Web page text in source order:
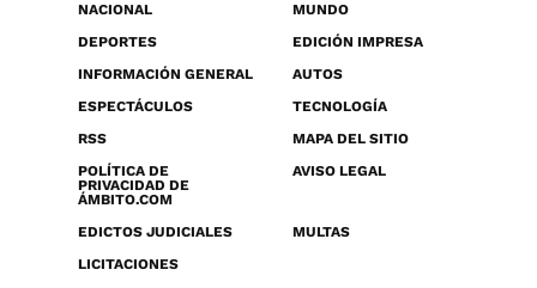
NACIONAL
MUNDO
DEPORTES
EDICIÓN IMPRESA
INFORMACIÓN GENERAL
AUTOS
ESPECTÁCULOS
TECNOLOGÍA
RSS
MAPA DEL SITIO
POLÍTICA DE
PRIVACIDAD DE
ÁMBITO.COM
AVISO LEGAL
EDICTOS JUDICIALES
MULTAS
LICITACIONES